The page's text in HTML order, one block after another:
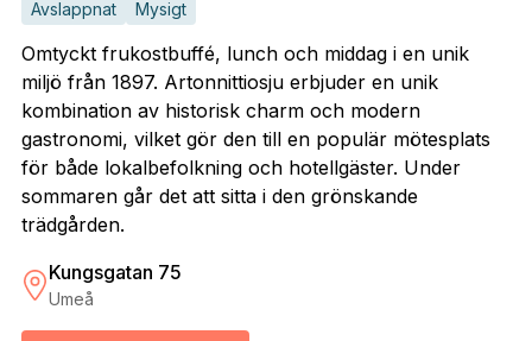
Avslappnat Mysigt
Omtyckt frukostbuffé, lunch och middag i en unik
miljö från 1897. Artonnittiosju erbjuder en unik
kombination av historisk charm och modern
gastronomi, vilket gör den till en populär mötesplats
för både lokalbefolkning och hotellgäster. Under
sommaren går det att sitta i den grönskande
trädgården.
Kungsgatan 75
Umeå